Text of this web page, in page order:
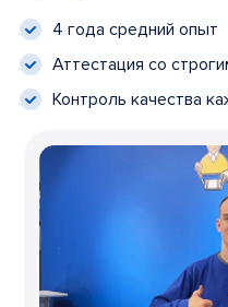
4 года средний опыт
Аттестация со
Контроль качества